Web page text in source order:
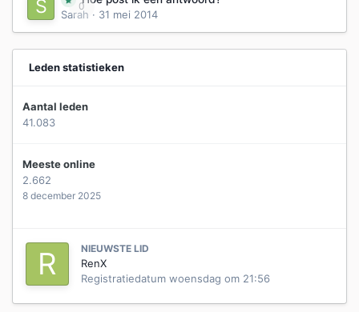
0
Sarah · 31 mei 2014
Leden statistieken
Aantal leden
41.083
Meeste online
2.662
8 december 2025
NIEUWSTE LID
RenX
Registratiedatum woensdag om 21:56